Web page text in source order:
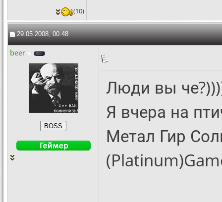
(10)
29.05.2008, 00:48
beer
Люди вы
Я вчера на
Метал Гир